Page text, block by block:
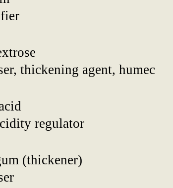
thickening agent, humec
regulator
(thickener)